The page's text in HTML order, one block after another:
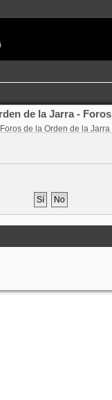
de la Jarra - Foros
Foros de la Orden de la Jarra